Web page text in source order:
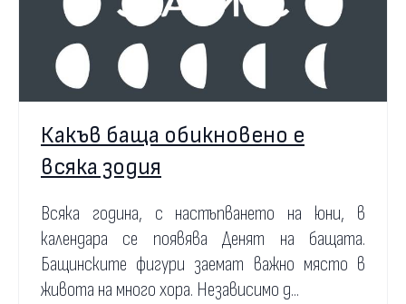
Какъв баща обикновено е
всяка зодия
Всяка година, с настъпването на юни, в
календара се появява Денят на бащата.
Бащинските фигури заемат важно място в
живота на много хора. Независимо д...